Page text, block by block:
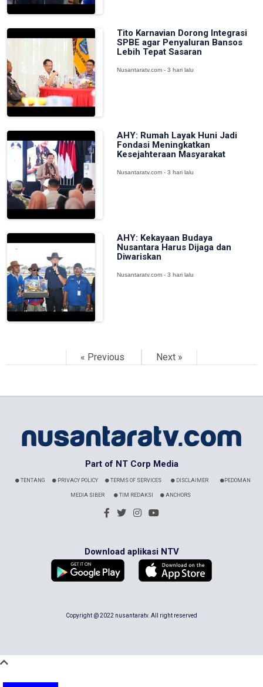
Tito Karnavian Dorong Integrasi
SPBE agar Penyaluran Bansos
Lebih Tepat Sasaran
Nusantaratv.com - 3 hari lalu
AHY: Rumah Layak Huni Jadi
Fondasi Meningkatkan
Kesejahteraan Masyarakat
Nusantaratv.com - 3 hari lalu
AHY: Kekayaan Budaya
Nusantara Harus Dijaga dan
Diwariskan
Nusantaratv.com - 3 hari lalu
« Previous Next »
Part of NT Corp Media
TENTANG PRIVACY POLICY TERMS OF SERVICES DISCLAIMER PEDOMAN
MEDIA SIBER TIM REDAKSI ANCHORS
Download aplikasi NTV
Copyright @ 2022 nusantaratv. All right reserved